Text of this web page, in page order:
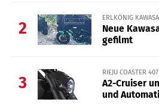
2
ERLKÖNIG
Neue
gefilmt
3
RIEJU COASTER 407
A2-Cruiser
und